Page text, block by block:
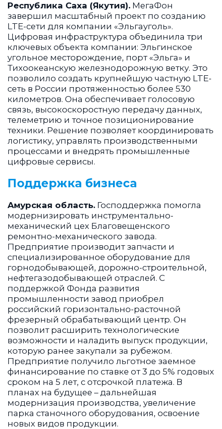
Республика Саха (Якутия). МегаФон
завершил масштабный проект по созданию
LTE-сети для компании «Эльгауголь».
Цифровая инфраструктура объединила три
ключевых объекта компании: Эльгинское
угольное месторождение, порт «Эльга» и
Тихоокеанскую железнодорожную ветку. Это
позволило создать крупнейшую частную LTE-
сеть в России протяженностью более 530
километров. Она обеспечивает голосовую
связь, высокоскоростную передачу данных,
телеметрию и точное позиционирование
техники. Решение позволяет координировать
логистику, управлять производственными
процессами и внедрять промышленные
цифровые сервисы.
Поддержка бизнеса
Амурская область. Господдержка помогла
модернизировать инструментально-
механический цех Благовещенского
ремонтно-механического завода.
Предприятие производит запчасти и
специализированное оборудование для
горнодобывающей, дорожно-строительной,
нефтегазодобывающей отраслей. С
поддержкой Фонда развития
промышленности завод приобрел
российский горизонтально-расточной
фрезерный обрабатывающий центр. Он
позволит расширить технологические
возможности и наладить выпуск продукции,
которую ранее закупали за рубежом.
Предприятие получило льготное заемное
финансирование по ставке от 3 до 5% годовых
сроком на 5 лет, с отсрочкой платежа. В
планах на будущее – дальнейшая
модернизация производства, увеличение
парка станочного оборудования, освоение
новых видов продукции.